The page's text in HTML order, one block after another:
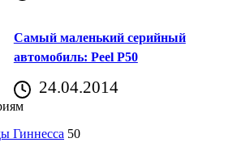
Самый маленький серийный
автомобиль: Peel P50
24.04.2014
Гиннесса 50